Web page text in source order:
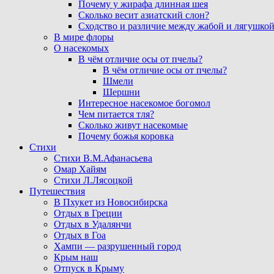
Почему у жирафа длинная шея
Сколько весит азиатский слон?
Сходство и различие между жабой и лягушкой
В мире флоры
О насекомых
В чём отличие осы от пчелы?
В чём отличие осы от пчелы?
Шмели
Шершни
Интересное насекомое богомол
Чем питается тля?
Сколько живут насекомые
Почему божья коровка
Стихи
Стихи В.М.Афанасьева
Омар Хайям
Стихи Л.Лясоцкой
Путешествия
В Пхукет из Новосибирска
Отдых в Греции
Отдых в Удалянчи
Отдых в Гоа
Хампи — разрушенный город
Крым наш
Отпуск в Крыму